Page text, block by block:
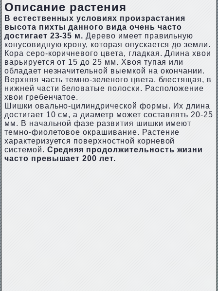
Описание растения
В естественных условиях произрастания
высота пихты данного вида очень часто
достигает 23-35 м. Дерево имеет правильную
конусовидную крону, которая опускается до земли.
Кора серо-коричневого цвета, гладкая. Длина хвои
варьируется от 15 до 25 мм. Хвоя тупая или
обладает незначительной выемкой на окончании.
Верхняя часть темно-зеленого цвета, блестящая, в
нижней части беловатые полоски. Расположение
хвои гребенчатое.
Шишки овально-цилиндрической формы. Их длина
достигает 10 см, а диаметр может составлять 20-25
мм. В начальной фазе развития шишки имеют
темно-фиолетовое окрашивание. Растение
характеризуется поверхностной корневой
системой. Средняя продолжительность жизни
часто превышает 200 лет.